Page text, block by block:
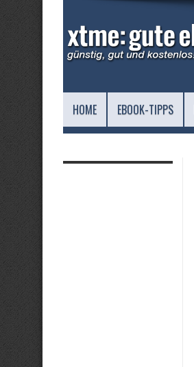
HOME EBOOK-TIPPS